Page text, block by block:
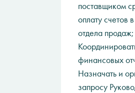
поставщиком
оплату счетов
отдела продаж;
финансовых
Назначать и
запросу